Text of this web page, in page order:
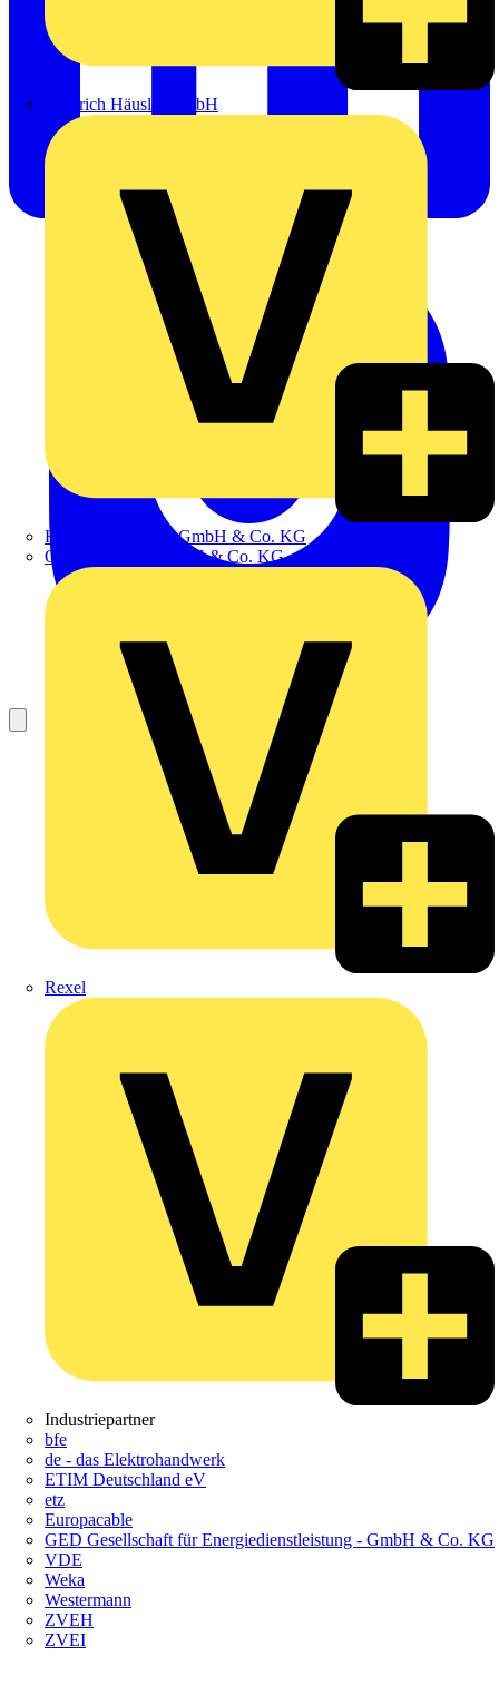
Heinrich Häusler GmbH
Hillmann & Ploog GmbH & Co. KG
Oskar Böttcher GmbH & Co. KG
Rexel
Industriepartner
bfe
de - das Elektrohandwerk
ETIM Deutschland eV
etz
Europacable
GED Gesellschaft für Energiedienstleistung - GmbH & Co. KG
VDE
Weka
Westermann
ZVEH
ZVEI